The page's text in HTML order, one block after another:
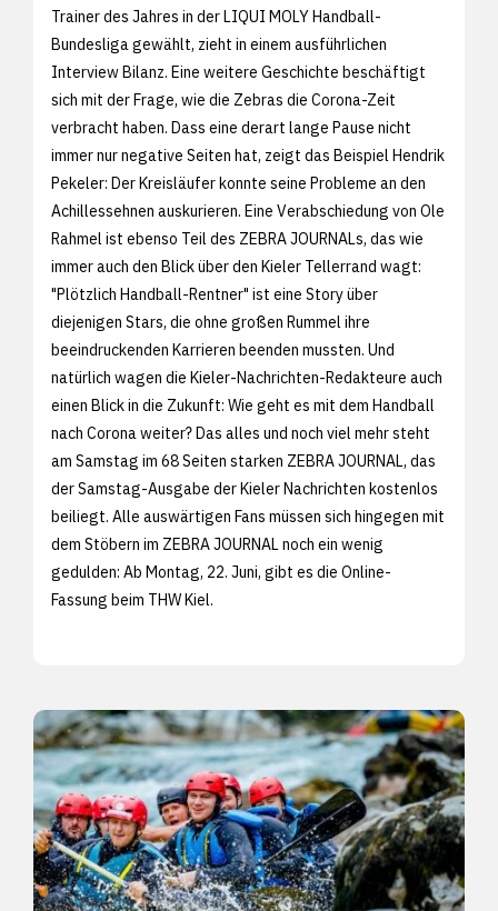
Trainer des Jahres in der LIQUI MOLY Handball-
Bundesliga gewählt, zieht in einem ausführlichen
Interview Bilanz. Eine weitere Geschichte beschäftigt
sich mit der Frage, wie die Zebras die Corona-Zeit
verbracht haben. Dass eine derart lange Pause nicht
immer nur negative Seiten hat, zeigt das Beispiel Hendrik
Pekeler: Der Kreisläufer konnte seine Probleme an den
Achillessehnen auskurieren. Eine Verabschiedung von Ole
Rahmel ist ebenso Teil des ZEBRA JOURNALs, das wie
immer auch den Blick über den Kieler Tellerrand wagt:
"Plötzlich Handball-Rentner" ist eine Story über
diejenigen Stars, die ohne großen Rummel ihre
beeindruckenden Karrieren beenden mussten. Und
natürlich wagen die Kieler-Nachrichten-Redakteure auch
einen Blick in die Zukunft: Wie geht es mit dem Handball
nach Corona weiter? Das alles und noch viel mehr steht
am Samstag im 68 Seiten starken ZEBRA JOURNAL, das
der Samstag-Ausgabe der Kieler Nachrichten kostenlos
beiliegt. Alle auswärtigen Fans müssen sich hingegen mit
dem Stöbern im ZEBRA JOURNAL noch ein wenig
gedulden: Ab Montag, 22. Juni, gibt es die Online-
Fassung beim THW Kiel.